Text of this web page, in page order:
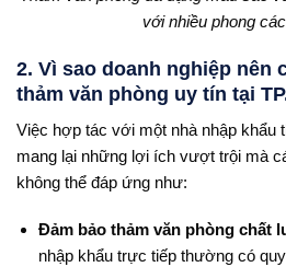
với nhiều phong
2. Vì sao doanh nghiệp nên
thảm văn phòng uy tín tại
Việc hợp tác với một nhà nhập khẩu
mang lại những lợi ích vượt trội mà
không thể đáp ứng như:
Đảm bảo thảm văn phòng chất
nhập khẩu trực tiếp thường có